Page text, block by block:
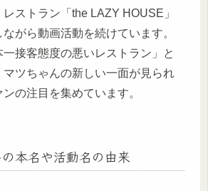
ストラン「the LAZY HOUSE」
がら動画活動を続けています。
接客態度の悪いレストラン」と
マツちゃんの新しい一面が見られ
の注目を集めています。
本名や活動名の由来